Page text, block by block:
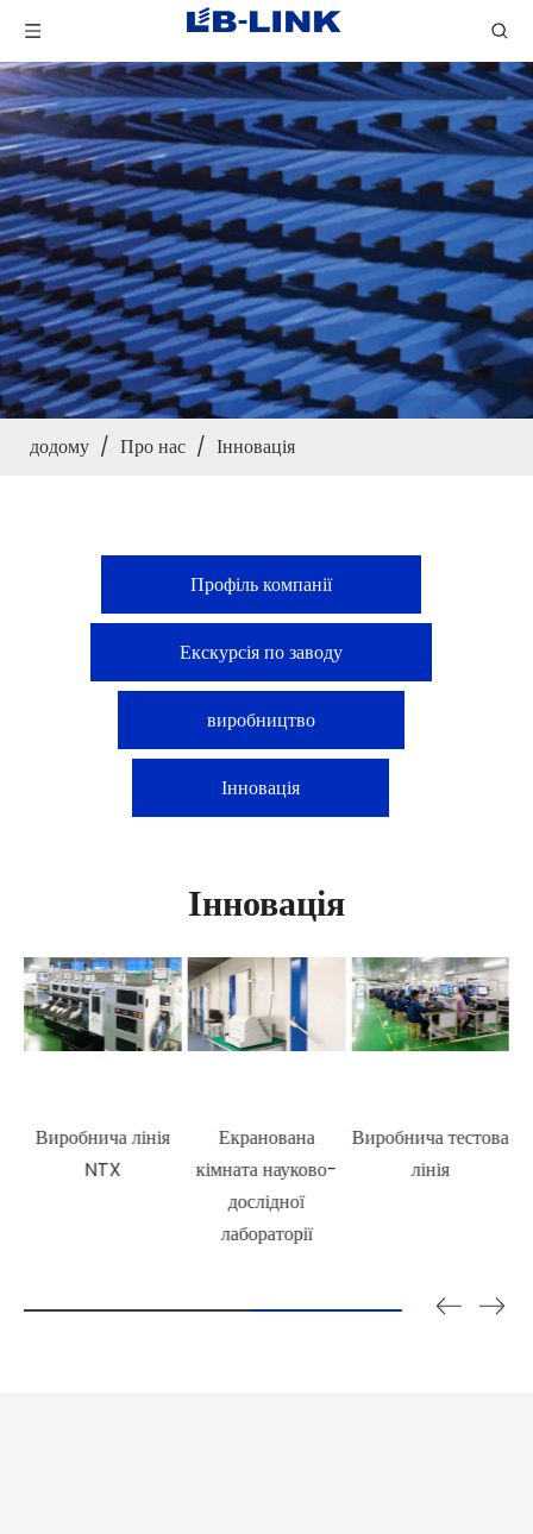
додому / Про нас / Інновація
Профіль компанії
Екскурсія по заводу
виробництво
Інновація
Інновація
Екранована
кімната науково-
Виробнича тестова
лінія
Команда
досліджень і